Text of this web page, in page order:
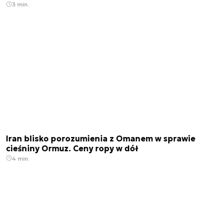
3 min.
Iran blisko porozumienia z Omanem w sprawie
cieśniny Ormuz. Ceny ropy w dół
4 min.